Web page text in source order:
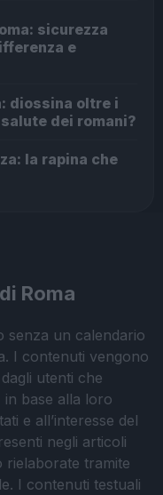
sicurezza
e
diossina oltre i
dei romani?
la rapina che
Roma
senza un calendario
I contenuti vengono
utenti che
base alla loro
e all’interesse del
negli articoli
rielaborate tramite
I contenuti testuali